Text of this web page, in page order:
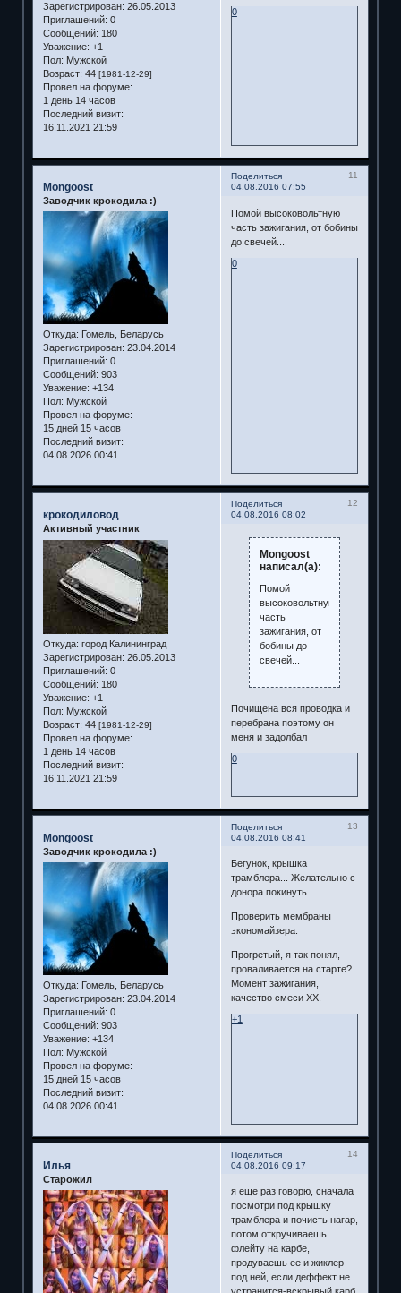
Зарегистрирован: 26.05.2013
Приглашений: 0
Сообщений: 180
Уважение: +1
Пол: Мужской
Возраст: 44 [1981-12-29]
Провел на форуме:
1 день 14 часов
Последний визит:
16.11.2021 21:59
0
Поделиться
11
04.08.2016 07:55
Mongoost
Заводчик крокодила :)
Откуда: Гомель, Беларусь
Зарегистрирован: 23.04.2014
Приглашений: 0
Сообщений: 903
Уважение: +134
Пол: Мужской
Провел на форуме:
15 дней 15 часов
Последний визит:
04.08.2026 00:41
Помой высоковольтную
часть зажигания, от бобины
до свечей...
0
Поделиться
12
04.08.2016 08:02
крокодиловод
Активный участник
Откуда: город Калининград
Зарегистрирован: 26.05.2013
Приглашений: 0
Сообщений: 180
Уважение: +1
Пол: Мужской
Возраст: 44 [1981-12-29]
Провел на форуме:
1 день 14 часов
Последний визит:
16.11.2021 21:59
Mongoost
написал(а):
Помой
высоковольтную
часть
зажигания, от
бобины до
свечей...
Почищена вся проводка и
перебрана поэтому он
меня и задолбал
0
Поделиться
13
04.08.2016 08:41
Mongoost
Заводчик крокодила :)
Откуда: Гомель, Беларусь
Зарегистрирован: 23.04.2014
Приглашений: 0
Сообщений: 903
Уважение: +134
Пол: Мужской
Провел на форуме:
15 дней 15 часов
Последний визит:
04.08.2026 00:41
Бегунок, крышка
трамблера... Желательно с
донора покинуть.
Проверить мембраны
экономайзера.
Прогретый, я так понял,
проваливается на старте?
Момент зажигания,
качество смеси ХХ.
+1
Поделиться
14
04.08.2016 09:17
Илья
Старожил
я еще раз говорю, сначала
посмотри под крышку
трамблера и почисть нагар,
потом откручиваешь
флейту на карбе,
продуваешь ее и жиклер
под ней, если деффект не